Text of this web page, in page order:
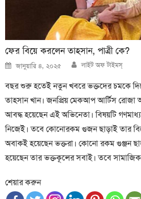
ফের বিয়ে করলেন তাহসান, পাত্রী কে?
Posted
on
জানুয়ারি ৪, ২০২৫ Author
লাইট অফ টাইমস্
বছর শুরু হতেই নতুন খবরে ভক্তদের চমকে
তাহসান খান। জনপ্রিয় মেকআপ আর্টিস রোজা
আবদ্ধ হয়েছেন এই অভিনেতা। বিষয়টি
নিজেই। তবে কোনোরকম গুজন ছাড়াই তার
অবাকই হয়েছেন ভক্তরা। কোনো রকম গুঞ্জন
হয়েছেন তার ভক্তকূলের সবাই। তবে
শেয়ার করুন